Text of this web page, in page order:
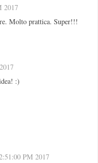
2017
Molto prattica. Super!!!
:)
PM 2017